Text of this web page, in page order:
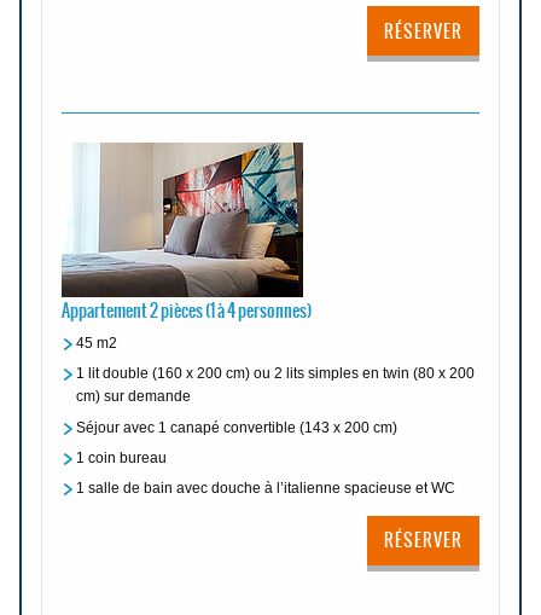
RÉSERVER
Appartement 2 pièces (1 à 4 personnes)
45 m2
1 lit double (160 x 200 cm) ou 2 lits simples en twin (80 x 200
cm) sur demande
Séjour avec 1 canapé convertible (143 x 200 cm)
1 coin bureau
1 salle de bain avec douche à l’italienne spacieuse et WC
RÉSERVER